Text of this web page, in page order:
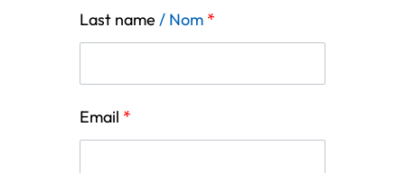
Last name/ Nom *
Email *